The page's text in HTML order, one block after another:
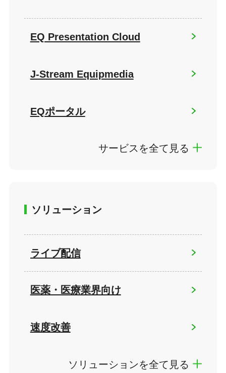
EQ Presentation Cloud
J-Stream Equipmedia
EQポータル
サービスを全て見る
ソリューション
ライブ配信
医薬・医療業界向け
速度改善
ソリューションを全て見る